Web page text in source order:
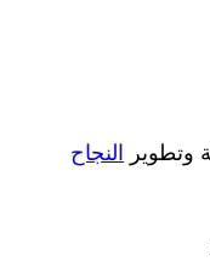
النجاح